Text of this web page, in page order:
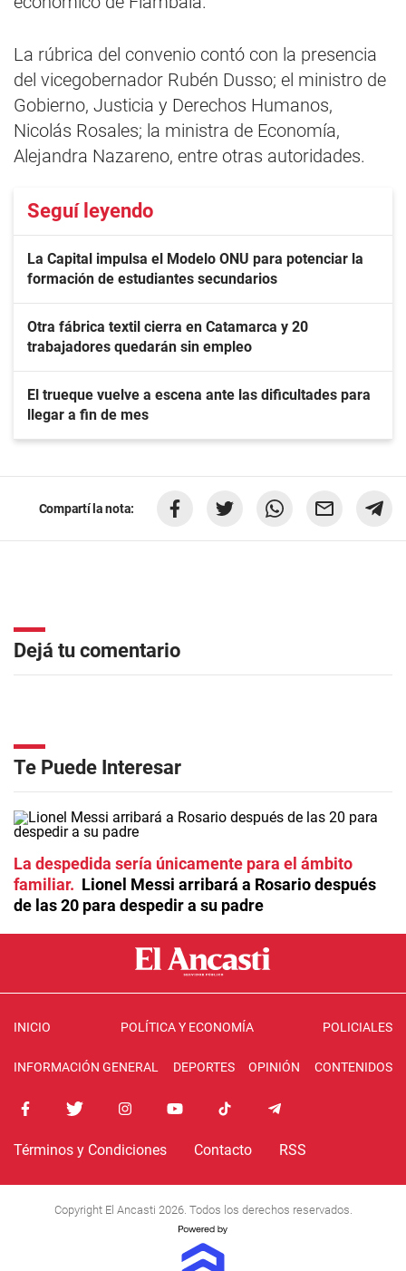
La rúbrica del convenio contó con la presencia
del vicegobernador Rubén Dusso; el ministro de
Gobierno, Justicia y Derechos Humanos,
Nicolás Rosales; la ministra de Economía,
Alejandra Nazareno, entre otras autoridades.
Seguí leyendo
La Capital impulsa el Modelo ONU para potenciar la
formación de estudiantes secundarios
Otra fábrica textil cierra en Catamarca y 20
trabajadores quedarán sin empleo
El trueque vuelve a escena ante las dificultades para
llegar a fin de mes
Compartí la nota:
Dejá tu comentario
Te Puede Interesar
La despedida sería únicamente para el ámbito
familiar
Lionel Messi arribará a Rosario después
de las 20 para despedir a su padre
INICIO POLÍTICA Y ECONOMÍA POLICIALES
INFORMACIÓN GENERAL DEPORTES OPINIÓN CONTENIDOS
Términos y Condiciones Contacto RSS
Copyright El Ancasti 2026. Todos los derechos reservados.